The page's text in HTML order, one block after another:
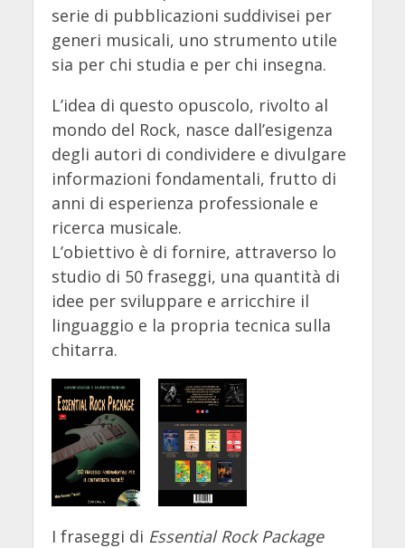
serie di pubblicazioni suddivisei per
generi musicali, uno strumento utile
sia per chi studia e per chi insegna.
L’idea di questo opuscolo, rivolto al
mondo del Rock, nasce dall’esigenza
degli autori di condividere e divulgare
informazioni fondamentali, frutto di
anni di esperienza professionale e
ricerca musicale.
L’obiettivo è di fornire, attraverso lo
studio di 50 fraseggi, una quantità di
idee per sviluppare e arricchire il
linguaggio e la propria tecnica sulla
chitarra.
I fraseggi di Essential Rock Package